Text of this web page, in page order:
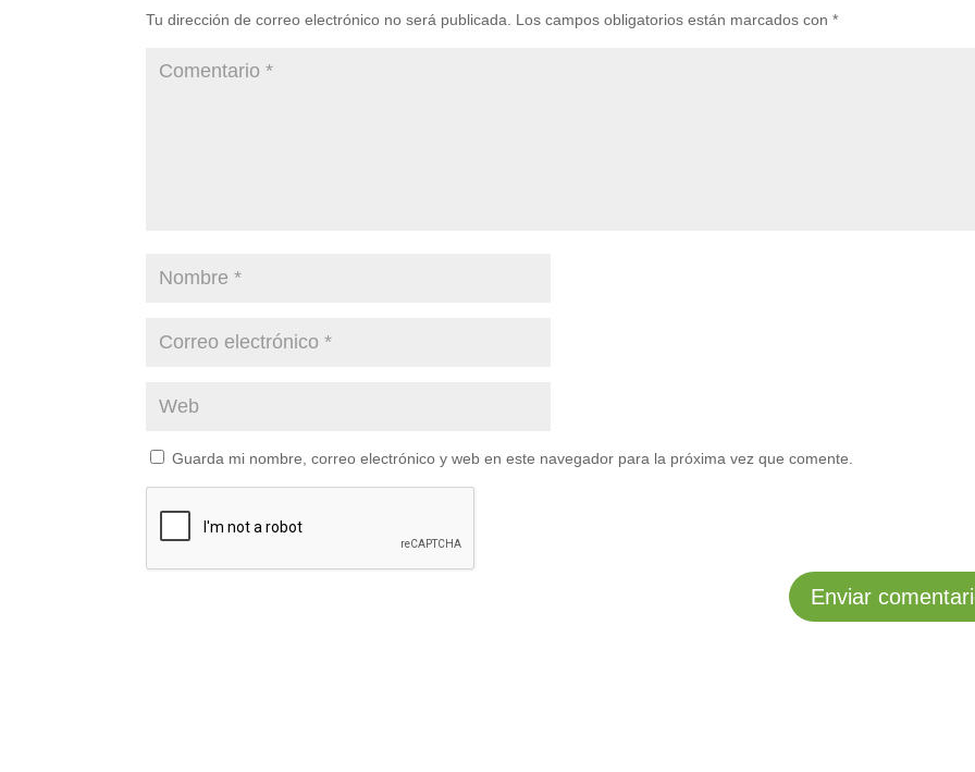
Tu dirección de correo electrónico no será publicada. Los campos obligatorios están marcados con*
Guarda mi nombre, correo electrónico y web en este navegador para la próxima vez que comente.